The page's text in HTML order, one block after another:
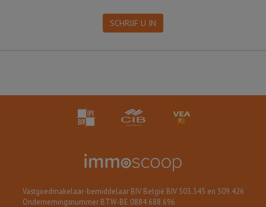
SCHRIJF U IN
Vastgoedmakelaar-bemiddelaar BIV België BIV 503.345 en 509.426
Ondernemingsnummer BTW-BE 0884 688 696